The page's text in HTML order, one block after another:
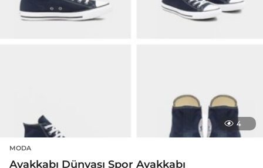
4
MODA
Ayakkabı Dünyası Spor Ayakkabı